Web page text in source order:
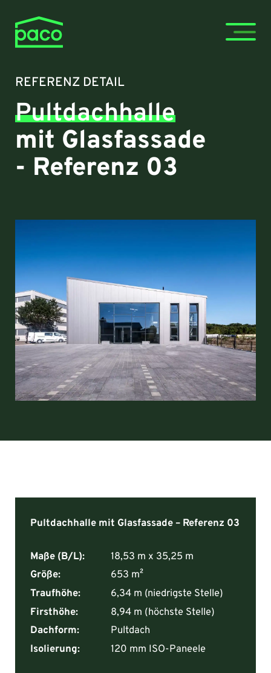
REFERENZ DETAIL
Pultdachhalle
mit Glasfassade
- Referenz 03
Pultdachhalle mit Glasfassade – Referenz 03
Maße (B/L):
18,53 m x 35,25 m
Größe:
653 m²
Traufhöhe:
6,34 m (niedrigste Stelle)
Firsthöhe:
8,94 m (höchste Stelle)
Dachform:
Pultdach
Isolierung:
120 mm ISO-Paneele